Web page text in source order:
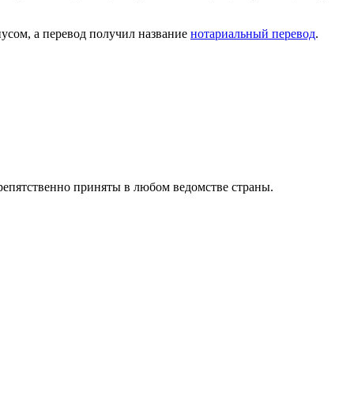
а перевод получил название нотариальный перевод.
приняты в любом ведомстве страны.